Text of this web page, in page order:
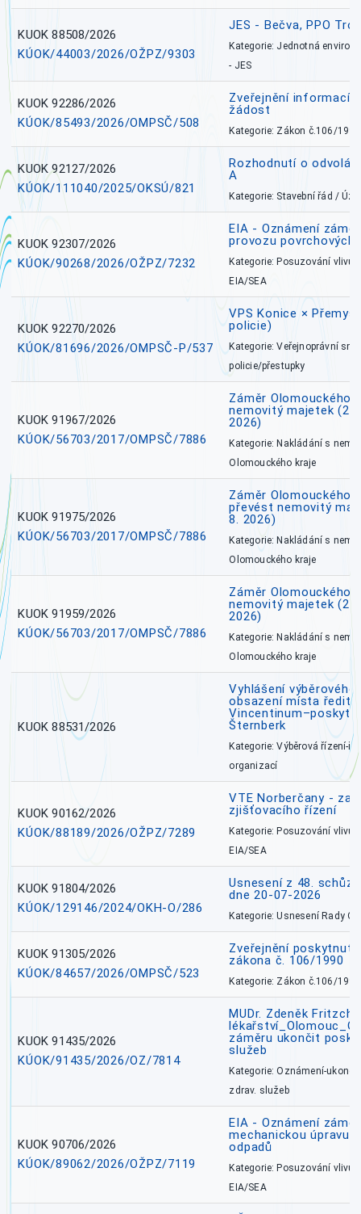
KUOK 88508/2026
KÚOK/44003/2026/OŽPZ/9303
JES - Bečva, PPO
Kategorie: Jednotná
- JES
KUOK 92286/2026
KÚOK/85493/2026/OMPSČ/508
Zveřejnění informací
žádost
Kategorie: Zákon č.106/1999
KUOK 92127/2026
KÚOK/111040/2025/OKSÚ/821
Rozhodnutí o
A
Kategorie: Stavební řád /
KUOK 92307/2026
KÚOK/90268/2026/OŽPZ/7232
EIA - Oznámení
provozu povrchových
Kategorie: Posuzování vlivů
EIA/SEA
KUOK 92270/2026
KÚOK/81696/2026/OMPSČ-P/537
VPS Konice ×
policie)
Kategorie: Veřejnoprávní
policie/přestupky
KUOK 91967/2026
KÚOK/56703/2017/OMPSČ/7886
Záměr Olomouckého
nemovitý majetek
2026)
Kategorie: Nakládání s
Olomouckého kraje
KUOK 91975/2026
KÚOK/56703/2017/OMPSČ/7886
Záměr Olomouckého
převést nemovitý
8. 2026)
Kategorie: Nakládání s
Olomouckého kraje
KUOK 91959/2026
KÚOK/56703/2017/OMPSČ/7886
Záměr Olomouckého
nemovitý majetek
2026)
Kategorie: Nakládání s
Olomouckého kraje
KUOK 88531/2026
Vyhlášení výběrového
obsazení místa
Šternberk
Kategorie: Výběrová řízení-
organizací
KUOK 90162/2026
KÚOK/88189/2026/OŽPZ/7289
VTE Norberčany -
zjišťovacího řízení
Kategorie: Posuzování vlivů
EIA/SEA
KUOK 91804/2026
KÚOK/129146/2024/OKH-O/286
Usnesení z 48.
dne 20-07-2026
Kategorie: Usnesení Rady
KUOK 91305/2026
KÚOK/84657/2026/OMPSČ/523
Zveřejnění poskytnutí
zákona č. 106/1990
Kategorie: Zákon č.106/1999
KUOK 91435/2026
KÚOK/91435/2026/OZ/7814
MUDr. Zdeněk
záměru ukončit
služeb
Kategorie: Oznámení-
zdrav. služeb
KUOK 90706/2026
KÚOK/89062/2026/OŽPZ/7119
EIA - Oznámení
mechanickou úpravu
odpadů
Kategorie: Posuzování vlivů
EIA/SEA